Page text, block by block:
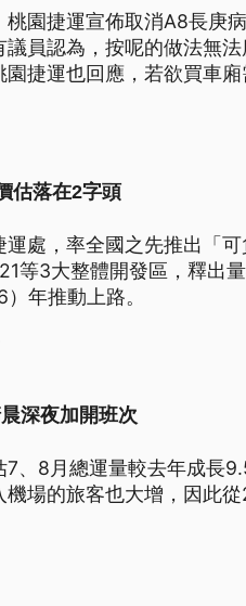
園捷運宣佈取消A8長庚
員認為，按呢的做法無
捷運也回應，若欲買車廂
估落在2字頭
處，率全國之先推出「
等3大整體開發區，釋出
年推動上路。
深夜加開班次
、8月總運量較去年成長
場的旅客也大增，因此